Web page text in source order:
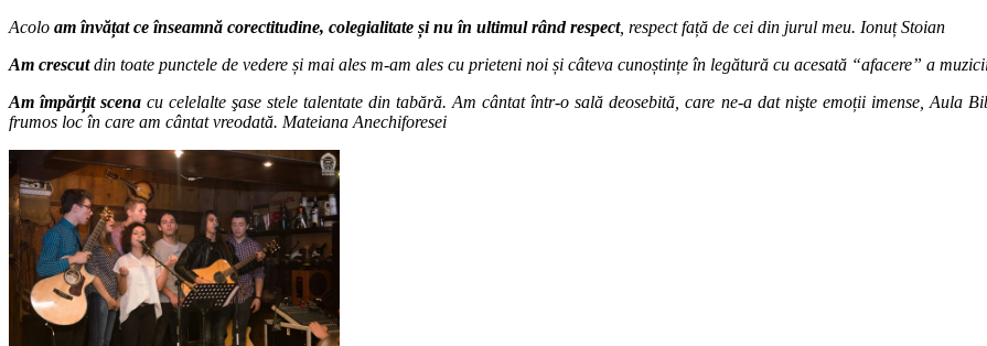
Acolo am învățatce înseamnă corectitudine, colegialitate și nu în ultimul rând respect, respect față de cei din jurul meu. Ionuț Stoian
Am crescutdin toate punctele de vedere și mai ales m-am ales cu prieteni noi și câteva cunoștințe în legătură cu acesată “afacere” a
Am împărțit scena cu celelalte şase stele talentate din tabără. Am cântat într-o sală deosebită, care ne-a dat nişte emoții imense, Aula
frumos loc în care am cântat vreodată. Mateiana Anechiforesei